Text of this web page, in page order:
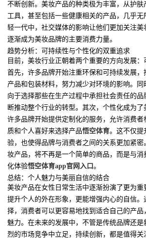
不断创新。美妆产品的种类极为丰富，从护肤
工具，甚至包括一些健康相关的产品，几乎
轻一代中，社交媒体的影响让他们更加关注
逐渐成为美妆品牌的主要消费力量。
趋势分析：可持续性与个性化的双重追求
目前，美妆行业正朝着两个重要的方向发展：
首先，许多品牌开始注重环保和可持续发展，
产品和包装材料，努力减少对环境的影响。同
向于选择那些在生产过程中承担社会责任的
断推动整个行业的转型。其次，个性化成为了
许多品牌开始提供定制化的服务，允许消费
质和个人喜好来选择产品悟空体育。这不仅提
验，也使得品牌与消费者之间的关系更加紧
妆产品，将不再是一个简单的商品，而是与消
化体验悟空体育app官网入口。
总结：个人魅力与美丽自信的结合
美妆产品在女性日常生活中逐渐扮演了更为
提升个人的外在形象，更能增强内心的自信。
择，消费者可以更容易地找到适合自己的产品
魅力。在未来的发展中，不管是传统品牌还
烈的市场竞争中立足，持续创新，都是值得关